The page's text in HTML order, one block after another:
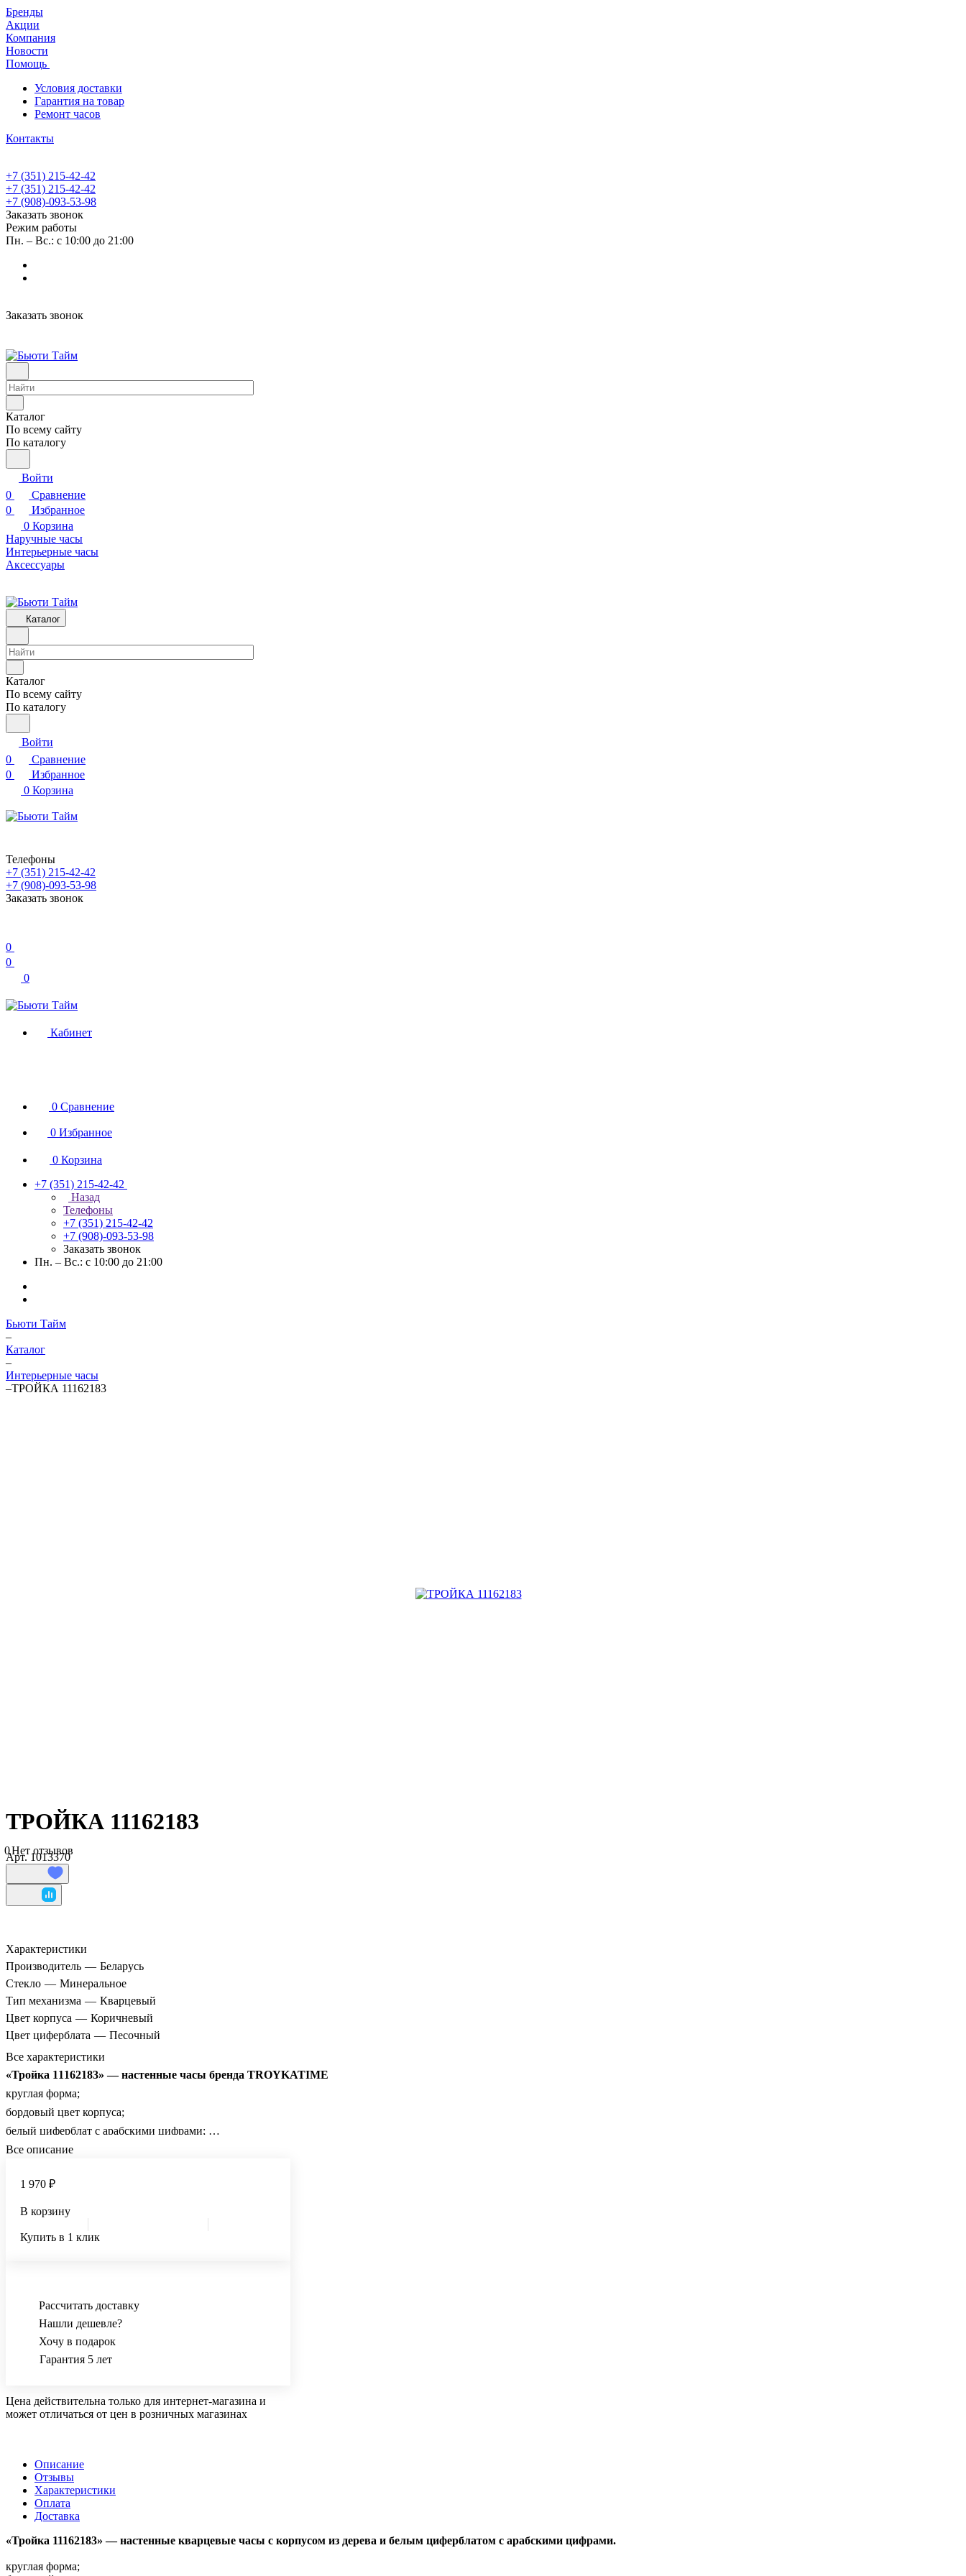
Бренды
Акции
Компания
Новости
Помощь
Условия доставки
Гарантия на товар
Ремонт часов
Контакты
+7 (351) 215-42-42
+7 (351) 215-42-42
+7 (908)-093-53-98
Заказать звонок
Режим работы
Пн. – Вс.: с 10:00 до 21:00
Заказать звонок
Каталог
По всему сайту
По каталогу
Войти
0
Сравнение
0
Избранное
0 Корзина
Наручные часы
Интерьерные часы
Аксессуары
Каталог
Каталог
По всему сайту
По каталогу
Войти
0
Сравнение
0
Избранное
0 Корзина
Телефоны
+7 (351) 215-42-42
+7 (908)-093-53-98
Заказать звонок
0
0
0
Кабинет
0 Сравнение
0 Избранное
0 Корзина
+7 (351) 215-42-42
Назад
Телефоны
+7 (351) 215-42-42
+7 (908)-093-53-98
Заказать звонок
Пн. – Вс.: с 10:00 до 21:00
Бьюти Тайм
–
Каталог
–
Интерьерные часы
–ТРОЙКА 11162183
ТРОЙКА 11162183
0Нет отзывов
Арт.1013370
Характеристики
Производитель — Беларусь
Стекло — Минеральное
Тип механизма — Кварцевый
Цвет корпуса — Коричневый
Цвет циферблата — Песочный
Все характеристики
«Тройка 11162183» — настенные часы бренда TROYKATIME
круглая форма;
бордовый цвет корпуса;
белый циферблат с арабскими цифрами;
кварцевый механизм;
плавный ход;
тип батареек — AA;
вес — 0,695 кг.
Все описание
1 970 ₽
В корзину
Купить в 1 клик
Рассчитать доставку
Нашли дешевле?
Хочу в подарок
Гарантия 5 лет
Цена действительна только для интернет-магазина и
может отличаться от цен в розничных магазинах
Описание
Отзывы
Характеристики
Оплата
Доставка
«Тройка 11162183» — настенные кварцевые часы с корпусом из дерева и белым циферблатом с арабскими цифрами.
круглая форма;